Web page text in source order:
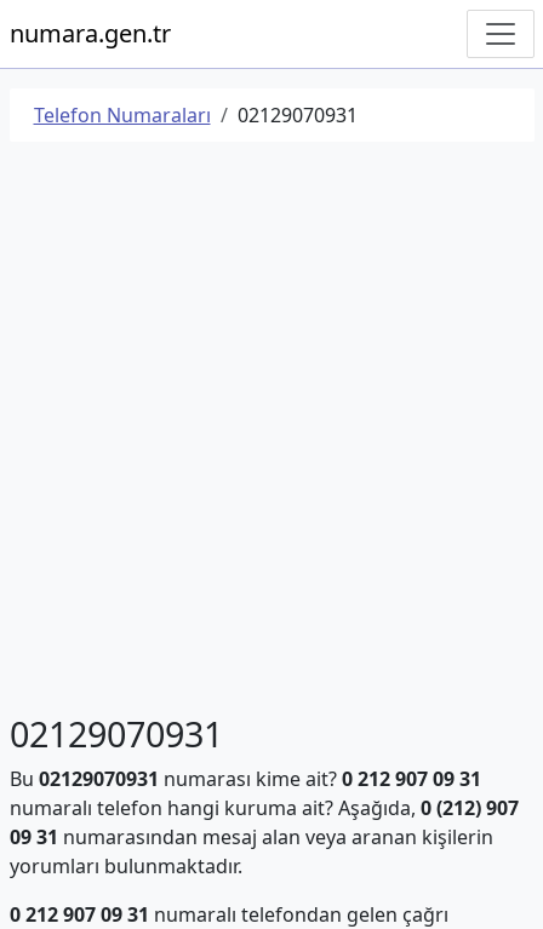
numara.gen.tr
Telefon Numaraları 02129070931
02129070931
Bu 02129070931 numarası kime ait?0 212 907 09 31
numaralı telefon hangi kuruma ait? Aşağıda, 0 (212) 907
09 31 numarasından mesaj alan veya aranan kişilerin
yorumları bulunmaktadır.
0 212 907 09 31 numaralı telefondan gelen çağrı